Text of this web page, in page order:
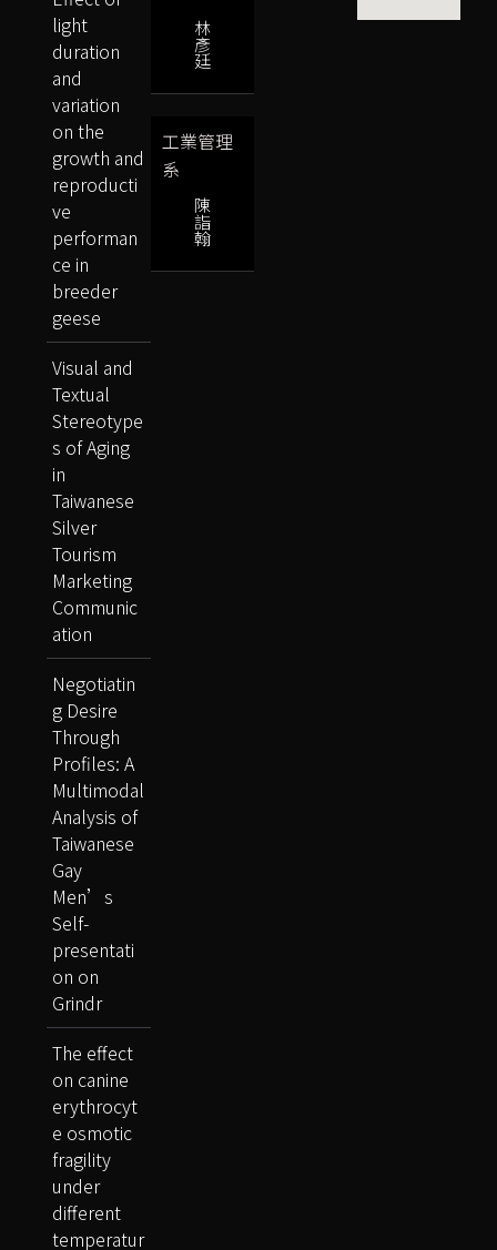
林
彥
廷
工業管理
系
陳
詣
翰
light
duration
and
variation
on the
growth and
reproducti
ve
performan
ce in
breeder
geese
Visual and
Textual
Stereotype
s of Aging
in
Taiwanese
Silver
Tourism
Marketing
Communic
ation
Negotiatin
g Desire
Through
Profiles: A
Multimodal
Analysis of
Taiwanese
Gay
Men’s
Self-
presentati
on on
Grindr
The effect
on canine
erythrocyt
e osmotic
fragility
under
different
temperatur